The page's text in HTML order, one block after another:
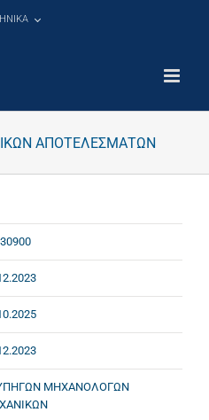
ΑΠΟΤΕΛΕΣΜΑΤΩΝ
ΜΗΧΑΝΟΛΟΓΩΝ